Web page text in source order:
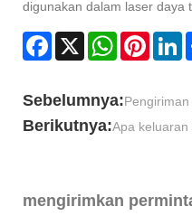
digunakan dalam laser daya
Facebook
X WhatsApp
Sebelumnya:
Berikutnya:Apa
mengirimkan